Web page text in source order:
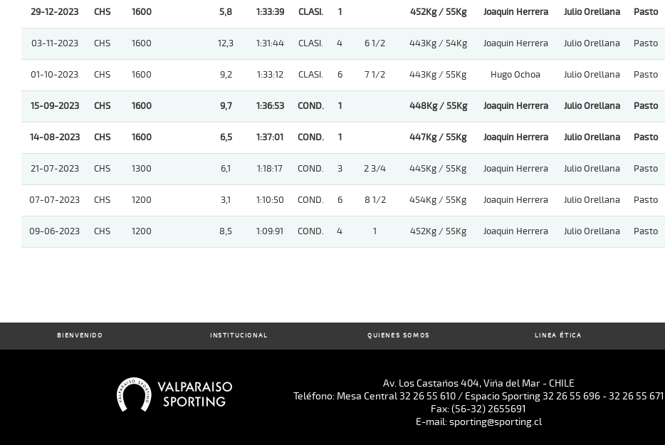
29-12-2023 CHS 1600 5,8 1:33:39 CLASI. 1 452Kg / 55Kg Joaquin Herrera Julio Orellana Pasto
03-11-2023 CHS 1600 12,3 1:31:44 CLASI. 4 6 1/2 443Kg / 54Kg Joaquin Herrera Julio Orellana Pasto
01-10-2023 CHS 1600 9,2 1:33:12 CLASI. 6 7 1/2 443Kg / 55Kg Hugo Ochoa Julio Orellana Pasto
15-09-2023 CHS 1600 9,7 1:36:53 COND. 1 448Kg / 55Kg Joaquin Herrera Julio Orellana Pasto
14-08-2023 CHS 1600 6,5 1:37:01 COND. 1 447Kg / 55Kg Joaquin Herrera Julio Orellana Pasto
21-07-2023 CHS 1300 6,1 1:18:17 COND. 3 2 3/4 445Kg / 55Kg Joaquin Herrera Julio Orellana Pasto
07-07-2023 CHS 1200 3,1 1:10:50 COND. 6 8 1/2 454Kg / 55Kg Joaquin Herrera Julio Orellana Pasto
09-06-2023 CHS 1200 8,5 1:09:91 COND. 4 1 452Kg / 55Kg Joaquin Herrera Julio Orellana Pasto
BIENVENIDO INSTITUCIONAL QUIENES SOMOS LINEA ÉTICA
Av. Los Castaños 404, Viña del Mar - CHILE
Teléfono: Mesa Central 32 26 55 610 / Espacio Sporting 32 26 55 696 - 32 26 55 671
Fax: (56-32) 2655691
E-mail: sporting@sporting.cl